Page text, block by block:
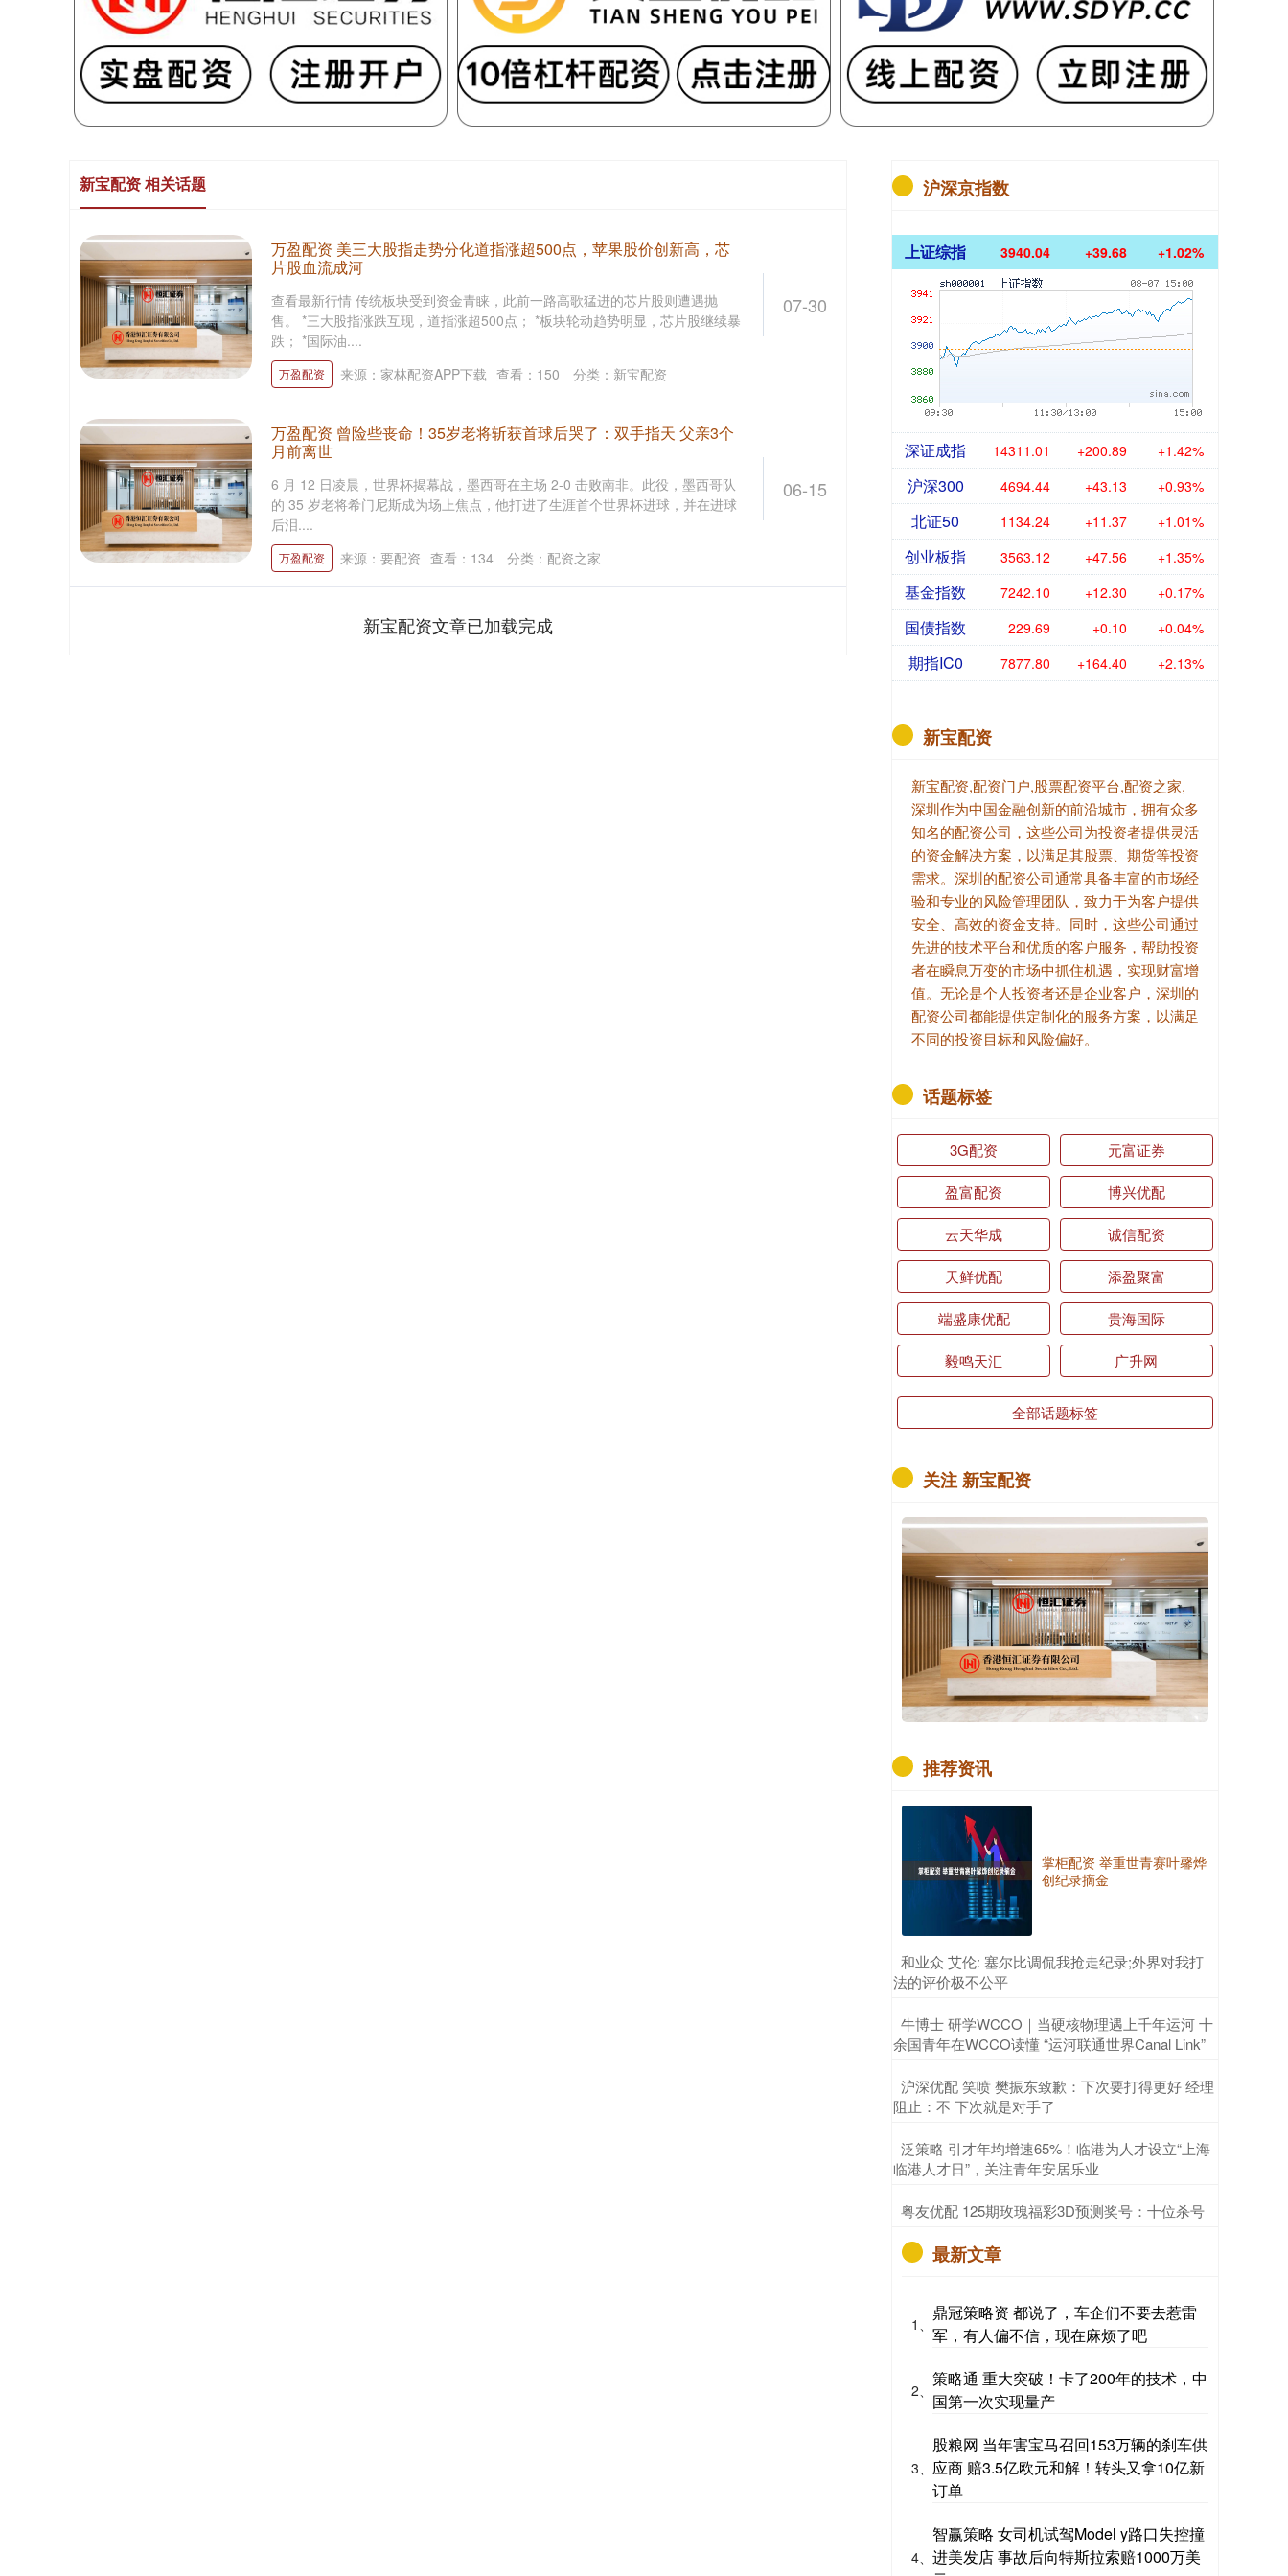
新宝配资 相关话题
07-30
万盈配资 美三大股指走势分化道指涨超500点，苹果股价创新高，芯
片股血流成河
查看最新行情 传统板块受到资金青睐，此前一路高歌猛进的芯片股则遭遇抛
售。 *三大股指涨跌互现，道指涨超500点； *板块轮动趋势明显，芯片股继续暴
跌； *国际油....
万盈配资 来源：家林配资APP下载 查看： 150 分类： 新宝配资
06-15
万盈配资 曾险些丧命！35岁老将斩获首球后哭了：双手指天 父亲3个
月前离世
6 月 12 日凌晨，世界杯揭幕战，墨西哥在主场 2-0 击败南非。此役，墨西哥队
的 35 岁老将希门尼斯成为场上焦点，他打进了生涯首个世界杯进球，并在进球
后泪....
万盈配资 来源：要配资 查看： 134 分类： 配资之家
新宝配资文章已加载完成
沪深京指数
上证综指 3940.04 +39.68 +1.02%
深证成指 14311.01 +200.89 +1.42%
沪深300 4694.44 +43.13 +0.93%
北证50 1134.24 +11.37 +1.01%
创业板指 3563.12 +47.56 +1.35%
基金指数 7242.10 +12.30 +0.17%
国债指数 229.69 +0.10 +0.04%
期指IC0 7877.80 +164.40 +2.13%
新宝配资
新宝配资,配资门户,股票配资平台,配资之家,
深圳作为中国金融创新的前沿城市，拥有众多
知名的配资公司，这些公司为投资者提供灵活
的资金解决方案，以满足其股票、期货等投资
需求。深圳的配资公司通常具备丰富的市场经
验和专业的风险管理团队，致力于为客户提供
安全、高效的资金支持。同时，这些公司通过
先进的技术平台和优质的客户服务，帮助投资
者在瞬息万变的市场中抓住机遇，实现财富增
值。无论是个人投资者还是企业客户，深圳的
配资公司都能提供定制化的服务方案，以满足
不同的投资目标和风险偏好。
话题标签
3G配资 元富证券
盈富配资 博兴优配
云天华成 诚信配资
天鲜优配 添盈聚富
端盛康优配 贵海国际
毅鸣天汇 广升网
全部话题标签
关注 新宝配资
推荐资讯
掌柜配资 举重世青赛叶馨烨
创纪录摘金
​和业众 艾伦: 塞尔比调侃我抢走纪录;外界对我打
法的评价极不公平
​牛博士 研学WCCO｜当硬核物理遇上千年运河 十
余国青年在WCCO读懂 “运河联通世界Canal Link”
​沪深优配 笑喷 樊振东致歉：下次要打得更好 经理
阻止：不 下次就是对手了
​泛策略 引才年均增速65%！临港为人才设立“上海
临港人才日”，关注青年安居乐业
​粤友优配 125期玫瑰福彩3D预测奖号：十位杀号
最新文章
1、
鼎冠策略资 都说了，车企们不要去惹雷
军，有人偏不信，现在麻烦了吧
2、
策略通 重大突破！卡了200年的技术，中
国第一次实现量产
3、
股粮网 当年害宝马召回153万辆的刹车供
应商 赔3.5亿欧元和解！转头又拿10亿新
订单
4、
智赢策略 女司机试驾Model y路口失控撞
进美发店 事故后向特斯拉索赔1000万美